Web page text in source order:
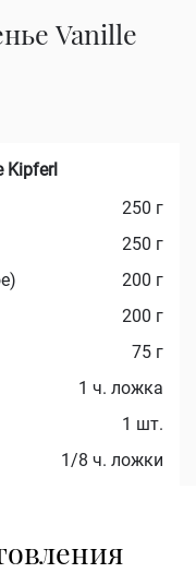
Vanille
Kipferl
250 г
250 г
200 г
200 г
75 г
1 ч. ложка
1 шт.
1/8 ч. ложки